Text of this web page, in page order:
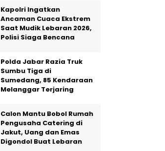
Kapolri Ingatkan
Ancaman Cuaca Ekstrem
Saat Mudik Lebaran 2026,
Polisi Siaga Bencana
Polda Jabar Razia Truk
Sumbu Tiga di
Sumedang, 85 Kendaraan
Melanggar Terjaring
Calon Mantu Bobol Rumah
Pengusaha Catering di
Jakut, Uang dan Emas
Digondol Buat Lebaran